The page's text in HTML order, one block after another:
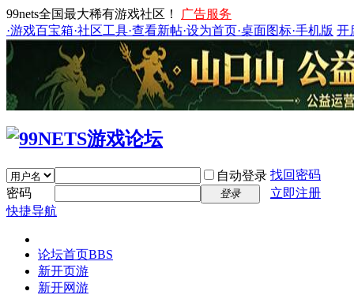
99nets全国最大稀有游戏社区！
广告服务
·游戏百宝箱·社区工具·查看新帖·设为首页·桌面图标·手机版 开
自动登录 找回密码
密码
登录
立即注册
快捷导航
论坛首页BBS
新开页游
新开网游